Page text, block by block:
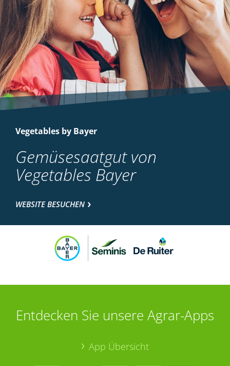
Vegetables by Bayer
Gemüsesaatgut von
Vegetables Bayer
WEBSITE BESUCHEN
Entdecken Sie unsere Agrar-Apps
App Übersicht